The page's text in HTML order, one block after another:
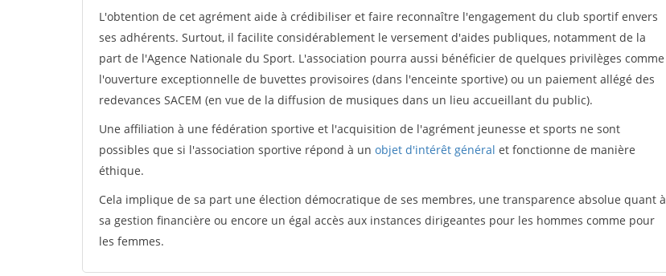
L'obtention de cet agrément aide à crédibiliser et faire reconnaître l'engagement du club sportif envers
ses adhérents. Surtout, il facilite considérablement le versement d'aides publiques, notamment de la
part de l'Agence Nationale du Sport. L'association pourra aussi bénéficier de quelques privilèges comme
l'ouverture exceptionnelle de buvettes provisoires (dans l'enceinte sportive) ou un paiement allégé des
redevances SACEM (en vue de la diffusion de musiques dans un lieu accueillant du public).
Une affiliation à une fédération sportive et l'acquisition de l'agrément jeunesse et sports ne sont
possibles que si l'association sportive répond à un objet d'intérêt général et fonctionne de manière
éthique.
Cela implique de sa part une élection démocratique de ses membres, une transparence absolue quant à
sa gestion financière ou encore un égal accès aux instances dirigeantes pour les hommes comme pour
les femmes.